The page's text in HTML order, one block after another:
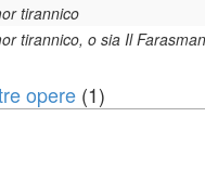
tirannico
tirannico, o sia Il
opere (1)